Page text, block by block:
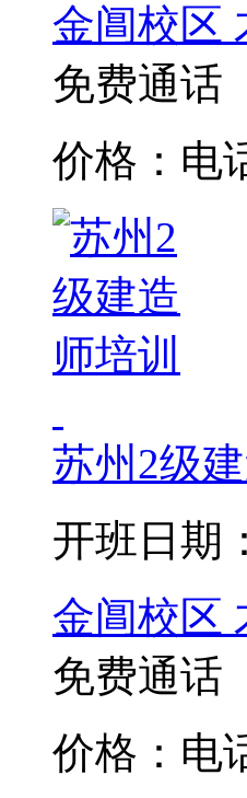
金阊校区
免费通话
价格：电
苏州2级
开班日期
金阊校区
免费通话
价格：电